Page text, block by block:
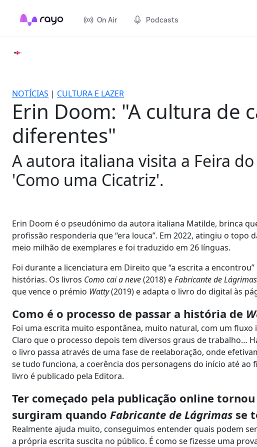
On Air Podcasts
NOTÍCIAS | CULTURA E LAZER
Erin Doom: "A cultura de
diferentes"
A autora italiana visita a Feira
'Como uma Cicatriz'.
Erin Doom é o pseudónimo da autora italiana Matilde, brinca
profissão responderia que “era louca”. Em 2022, atingiu o topo
meio milhão de exemplares e foi traduzido em 26 línguas.
Foi durante a licenciatura em Direito que “a escrita a
histórias. Os livros Como cai a neve(2018) eFabricante de Lágrimas
que vence o prémio Watty(2019) e adapta o livro do digital às
Como é o processo de passar a história de
Foi uma escrita muito espontânea, muito natural, com um
Claro que o processo depois tem diversos graus de trabalho…
o livro passa através de uma fase de reelaboração, onde
se tudo funciona, a coerência dos personagens do início até
livro é publicado pela Editora.
Ter começado pela publicação online
surgiram quando Fabricante de Lágrimas se
Realmente ajuda muito, conseguimos entender quais podem
a própria escrita suscita no público. É como se fizesse uma